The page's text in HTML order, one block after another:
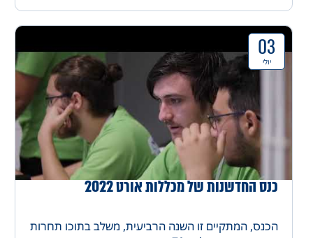
03
יולי
כנס החדשנות של מכללות אורט 2022
הכנס, המתקיים זו השנה הרביעית, משלב בתוכו תחרות